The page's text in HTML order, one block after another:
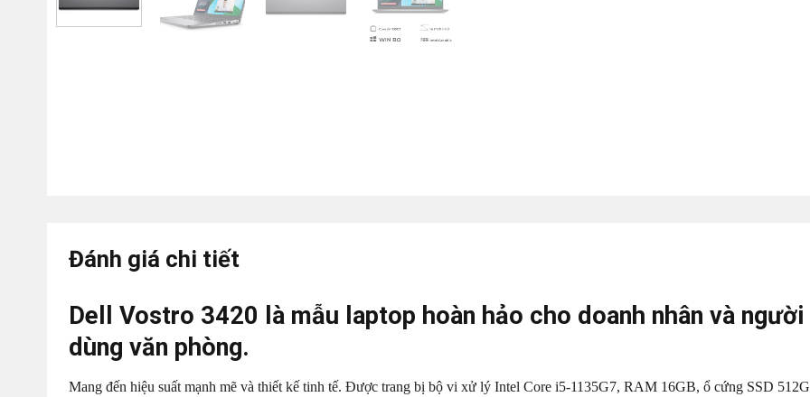
Đánh giá chi tiết
Dell Vostro 3420 là mẫu laptop hoàn hảo cho doanh nhân và người
dùng văn phòng.
Mang đến hiệu suất mạnh mẽ và thiết kế tinh tế. Được trang bị bộ vi xử lý Intel Core i5-1135G7, RAM 16GB, ổ cứng SSD